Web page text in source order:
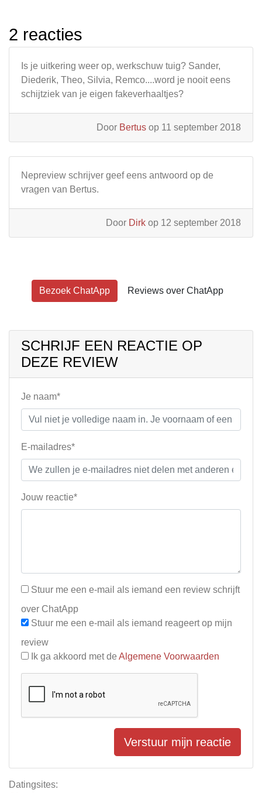
Datingsites:
2 reacties
Is je uitkering weer op, werkschuw tuig? Sander,
Diederik, Theo, Silvia, Remco....word je nooit eens
schijtziek van je eigen fakeverhaaltjes?
Door Bertus op 11 september 2018
Nepreview schrijver geef eens antwoord op de
vragen van Bertus.
Door Dirk op 12 september 2018
Bezoek ChatApp Reviews over ChatApp
SCHRIJF EEN REACTIE OP
DEZE REVIEW
Je naam*
E-mailadres*
Jouw reactie*
Stuur me een e-mail als iemand een review schrijft
over ChatApp
Stuur me een e-mail als iemand reageert op mijn
review
Ik ga akkoord met de Algemene Voorwaarden
Verstuur mijn reactie